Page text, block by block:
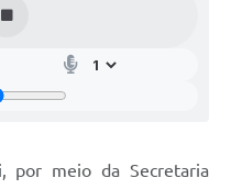
por meio da Secretaria